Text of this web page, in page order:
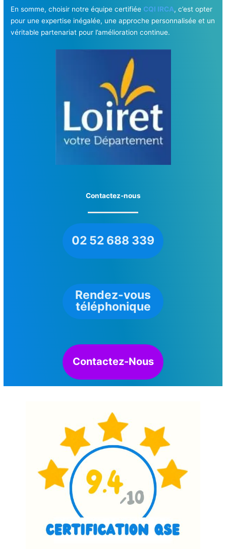
En somme, choisir notre équipe certifiée CQI IRCA, c’est opter
pour une expertise inégalée, une approche personnalisée et un
véritable partenariat pour l’amélioration continue.
Contactez-nous
02 52 688 339
Rendez-vous
téléphonique
Contactez-Nous